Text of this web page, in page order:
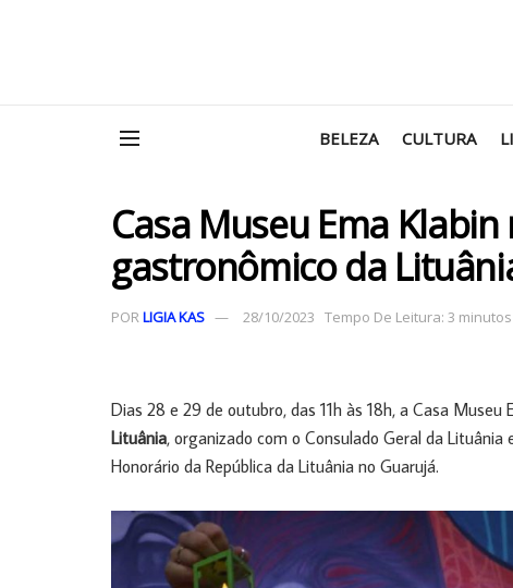
BELEZA CULTURA
Casa Museu Ema
gastronômico da
POR LIGIA KAS 28/10/2023 Tempo De Leitura: 3
Dias 28 e 29 de outubro, das 11h às 18h, a Casa Museu
Lituânia, organizado com o Consulado Geral da
Honorário da República da Lituânia no Guarujá.